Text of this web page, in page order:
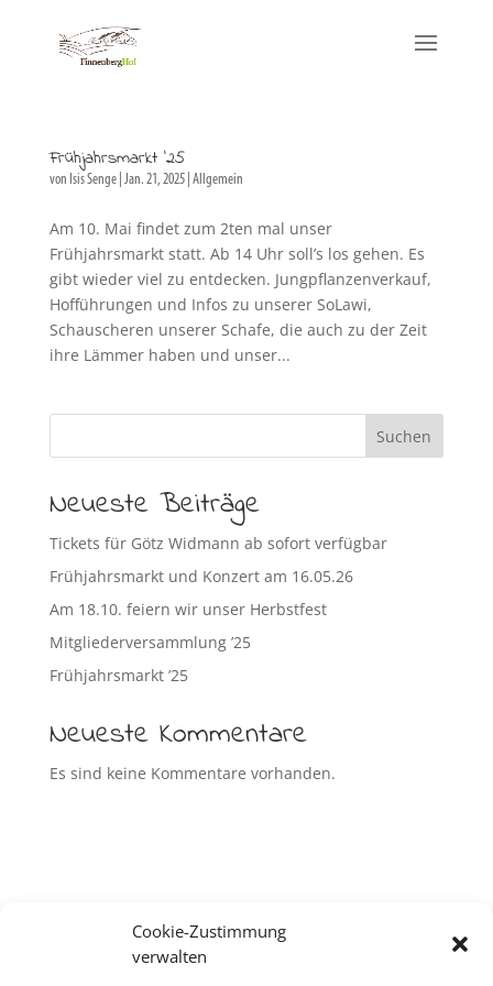
Cookie-Zustimmung
verwalten
Frühjahrsmarkt ’25
von Isis Senge| Jan. 21, 2025| Allgemein
Am 10. Mai findet zum 2ten mal unser
Frühjahrsmarkt statt. Ab 14 Uhr soll’s los gehen. Es
gibt wieder viel zu entdecken. Jungpflanzenverkauf,
Hofführungen und Infos zu unserer SoLawi,
Schauscheren unserer Schafe, die auch zu der Zeit
ihre Lämmer haben und unser...
Suchen
Neueste Beiträge
Tickets für Götz Widmann ab sofort verfügbar
Frühjahrsmarkt und Konzert am 16.05.26
Am 18.10. feiern wir unser Herbstfest
Mitgliederversammlung ’25
Frühjahrsmarkt ’25
Neueste Kommentare
Es sind keine Kommentare vorhanden.